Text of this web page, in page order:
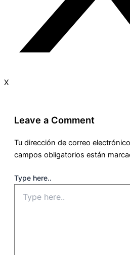
X
Leave a Comment
Tu dirección de correo
campos obligatorios están
Type here..